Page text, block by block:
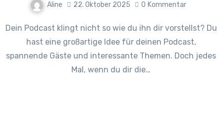
Aline 22. Oktober 2025 0 Kommentar
Dein Podcast klingt nicht so wie du ihn dir vorstellst? Du
hast eine großartige Idee für deinen Podcast,
spannende Gäste und interessante Themen. Doch jedes
Mal, wenn du dir die…